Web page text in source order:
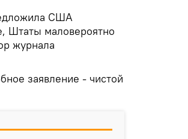
США
Штаты маловероятно
журнала
заявление - чистой